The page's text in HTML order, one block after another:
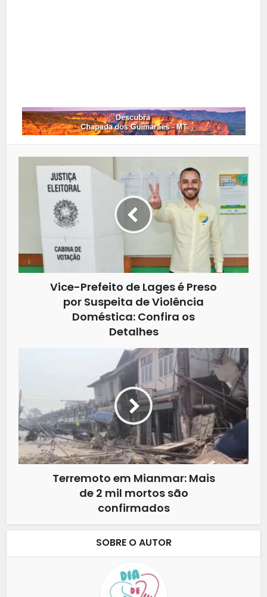
Vice-Prefeito de Lages é Preso
por Suspeita de Violência
Doméstica: Confira os
Detalhes
Terremoto em Mianmar: Mais
de 2 mil mortos são
confirmados
SOBRE O AUTOR